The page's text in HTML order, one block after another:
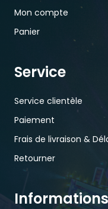
Mon compte
Panier
Service
Service clientèle
Paiement
Frais de livraison &
Retourner
Informations